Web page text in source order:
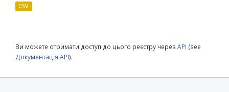
CSV
Ви можете отримати доступ до цього реєстру через API (see
Документація API).